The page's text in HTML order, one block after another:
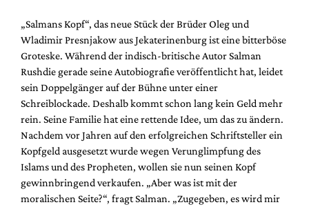
Mediadaten
Suche
„Salmans Kopf“, das neue Stück der Brüder Oleg und
Wladimir Presnjakow aus Jekaterinenburg ist eine bitterböse
Groteske. Während der indisch-britische Autor Salman
Rushdie gerade seine Autobiografie veröffentlicht hat, leidet
sein Doppelgänger auf der Bühne unter einer
Schreiblockade. Deshalb kommt schon lang kein Geld mehr
rein. Seine Familie hat eine rettende Idee, um das zu ändern.
Nachdem vor Jahren auf den erfolgreichen Schriftsteller ein
Kopfgeld ausgesetzt wurde wegen Verunglimpfung des
Islams und des Propheten, wollen sie nun seinen Kopf
gewinnbringend verkaufen. „Aber was ist mit der
moralischen Seite?“, fragt Salman. „Zugegeben, es wird mir